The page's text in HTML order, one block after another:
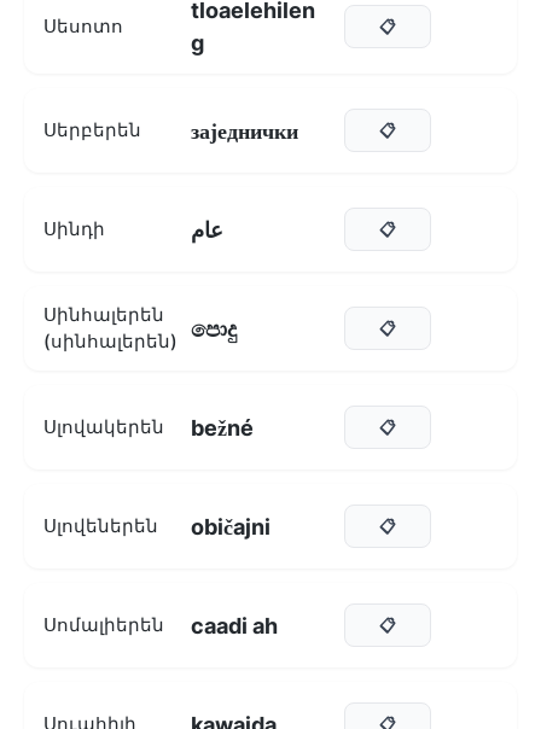
Սեսոտո
tloaelehilen
g
📋
Սերբերեն заједнички 📋
Սինդի عام 📋
Սինհալերեն
(սինհալերեն)
පොදු 📋
Սլովակերեն bežné 📋
Սլովեներեն običajni 📋
Սոմալիերեն caadi ah 📋
Սուահիլի 📋